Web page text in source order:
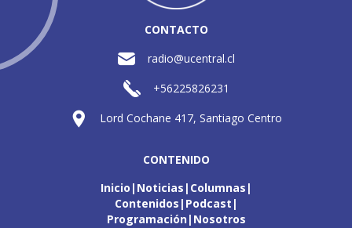
CONTACTO
radio@ucentral.cl
+56225826231
Lord Cochane 417, Santiago Centro
CONTENIDO
Inicio Noticias Columnas
Contenidos Podcast
Programación Nosotros